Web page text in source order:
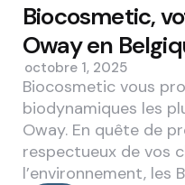
Biocosmetic,
Oway en
octobre 1, 2025
Biocosmetic vous
biodynamiques les
Oway. En quête de
respectueux de vos
l’environnement, les